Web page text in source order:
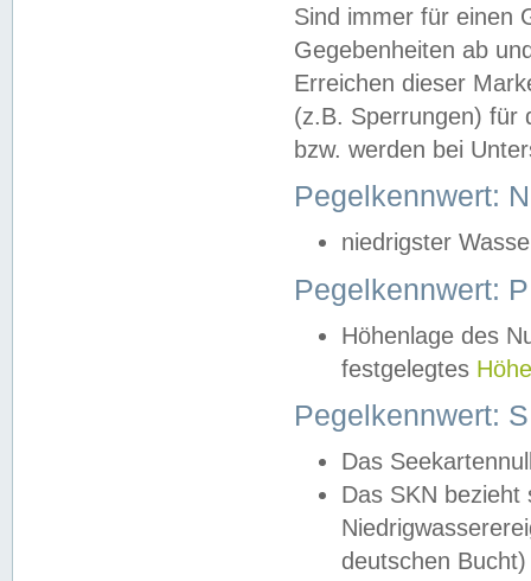
Sind immer für einen
Gegebenheiten ab
Erreichen dieser
(z.B. Sperrungen) für
bzw. werden bei
Pegelkennwert:
niedrigster
Pegelkennwert:
Höhenlage des
festgelegtes
Pegelkennwert:
Das
Das SKN
deutschen